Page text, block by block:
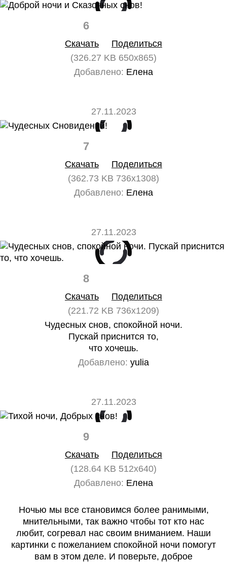
6
Скачать
Поделиться
(326.27 KB 650x865)
Добавлено: Елена
27.11.2023
7
Скачать
Поделиться
(362.73 KB 736x1308)
Добавлено: Елена
27.11.2023
8
Скачать
Поделиться
(221.72 KB 736x1209)
Чудесных снов, спокойной ночи.
Пускай приснится то,
что хочешь.
Добавлено: yulia
27.11.2023
9
Скачать
Поделиться
(128.64 KB 512x640)
Добавлено: Елена
Ночью мы все становимся более ранимыми,
мнительными, так важно чтобы тот кто нас
любит, согревал нас своим вниманием. Наши
картинки с пожеланием спокойной ночи помогут
вам в этом деле. И поверьте, доброе